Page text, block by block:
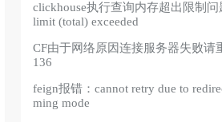
clickhouse执行查询内存超出限制问
limit (total) exceeded
CF由于网络原因连接服务器失败请
136
feign报错：cannot retry due to
ming mode